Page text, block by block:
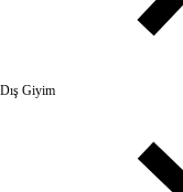
Dış Giyim